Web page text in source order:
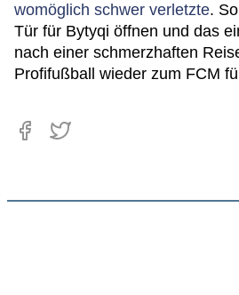
womöglich schwer verletzte.
Tür für Bytyqi öffnen und das
nach einer schmerzhaften
Profifußball wieder zum FCM